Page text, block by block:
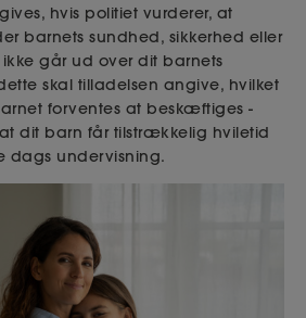
gives, hvis politiet vurderer, at
barnets sundhed, sikkerhed eller
går ud over dit barnets
skal tilladelsen angive, hvilket
forventes at beskæftiges -
dit barn får tilstrækkelig hviletid
dags undervisning.